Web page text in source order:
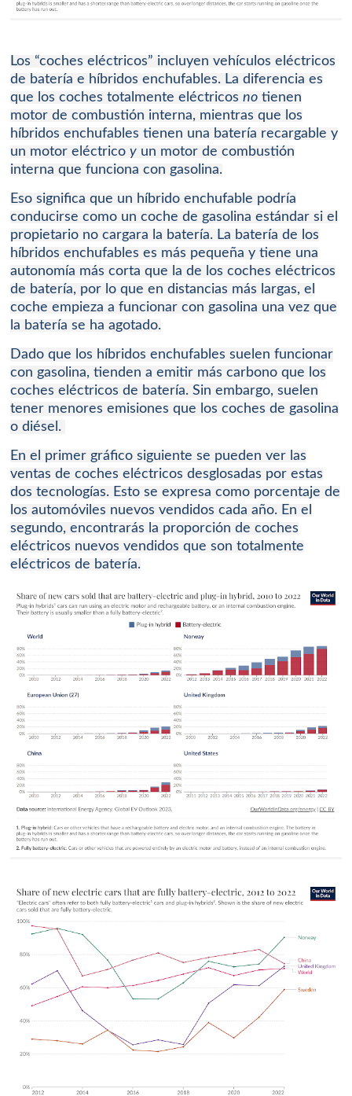
Los “coches eléctricos” incluyen vehículos eléctricos
de batería e híbridos enchufables. La diferencia es
que los coches totalmente eléctricosno tienen
motor de combustión interna, mientras que los
híbridos enchufables tienen una batería recargable y
un motor eléctricoy un motor de combustión
interna que funciona con gasolina.
Eso significa que un híbrido enchufable podría
conducirse como un coche de gasolina estándar si el
propietario no cargara la batería. La batería de los
híbridos enchufables es más pequeña y tiene una
autonomía más corta que la de los coches eléctricos
de batería, por lo que en distancias más largas, el
coche empieza a funcionar con gasolina una vez que
la batería se ha agotado.
Dado que los híbridos enchufables suelen funcionar
con gasolina, tienden a emitir más carbono que los
coches eléctricos de batería.Sin embargo, suelen
tener menores emisiones que los coches de gasolina
o diésel.
En el primer gráfico siguiente se pueden ver las
ventas de coches eléctricos desglosadas por estas
dos tecnologías. Esto se expresa como porcentaje de
los automóviles nuevos vendidos cada año. En el
segundo, encontrarás la proporción de coches
eléctricos nuevos vendidos que sontotalmente
eléctricos de batería.